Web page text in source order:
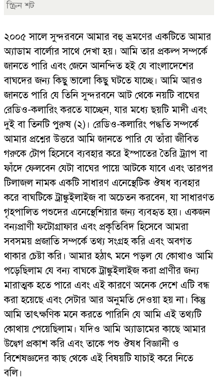
স্ক্রিন শট
২০০৫ সালে সুন্দরবনে আমার বহু ভ্রমণের একটিতে আমার
অ্যাডাম বার্লোর সাথে দেখা হয়। আমি তার প্রকল্প সম্পর্কে
জানতে পারি এবং জেনে আনন্দিত হই যে বাংলাদেশের
বাঘদের জন্য কিছু ভালো কিছু ঘটতে যাচ্ছে। আমি আরও
জানতে পারি যে তিনি সুন্দরবনে আট থেকে নয়টি বাঘের
রেডিও-কলারিং করতে যাচ্ছেন, যার মধ্যে ছয়টি মাদী এবং
দুই বা তিনটি পুরুষ (২)। রেডিও-কলারিং পদ্ধতি সম্পর্কে
আমার প্রশ্নের উত্তরে আমি জানতে পারি যে তাঁরা জীবিত
গরুকে টোপ হিসেবে ব্যবহার করে ইস্পাতের তৈরি ট্র্যাপ বা
ফাঁদে ফেলবেন যেটা বাঘের পায়ে আটকে যাবে এবং তারপর
টিলাজল নামক একটি সাধারণ এনেস্থেটিক ঔষধ ব্যবহার
করে বাঘটিকে ট্রাঙ্কুইলাইজ বা অচেতন করবেন, যা সাধারণত
গৃহপালিত পশুদের এনেস্থেশিয়ার জন্য ব্যবহৃত হয়। একজন
বন্যপ্রাণী ফটোগ্রাফার এবং প্রকৃতিবিদ হিসেবে আমরা
সবসময় প্রজাতি সম্পর্কে তথ্য সংগ্রহ করি এবং অবগত
থাকার চেষ্টা করি। আমার হঠাৎ মনে পড়ল যে কোথাও আমি
পড়েছিলাম যে বন্য বাঘকে ট্রাঙ্কুইলাইজ করা প্রাণীর জন্য
মারাত্মক হতে পারে এবং এই কারণে অনেক দেশে এটি বন্ধ
করা হয়েছে এবং সেটার আর অনুমতি দেওয়া হয় না। কিন্তু
আমি তাৎক্ষণিক মনে করতে পারিনি যে আমি এই তথ্যটি
কোথায় পেয়েছিলাম। যদিও আমি অ্যাডামের কাছে আমার
উদ্বেগ প্রকাশ করি এবং তাকে পশু ঔষধ বিজ্ঞানী ও
বিশেষজ্ঞদের কাছ থেকে এই বিষয়টি যাচাই করে নিতে
বলি।